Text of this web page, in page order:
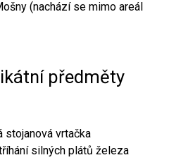
(nachází se mimo areál
předměty
stojanová vrtačka
silných plátů železa